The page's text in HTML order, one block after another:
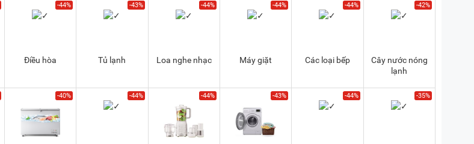
-44%
Điều hòa
-43%
Tủ lạnh
-44%
Loa nghe nhạc
-44%
Máy giặt
-44%
Các loại bếp
-42%
Cây nước nóng
lạnh
-40% -44% -44% -43% -44% -35%